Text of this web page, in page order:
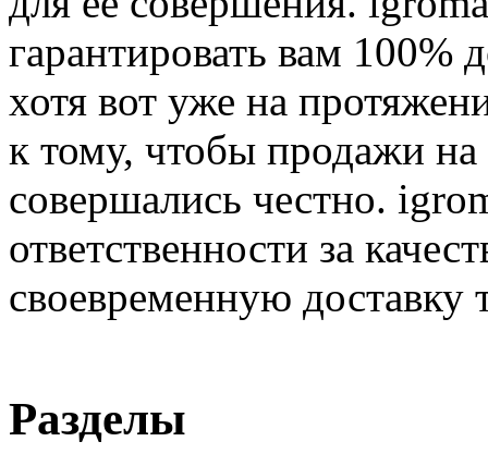
гарантировать вам 100%
хотя вот уже на
к тому, чтобы продажи
совершались честно.
ответственности за
своевременную доставку
Разделы